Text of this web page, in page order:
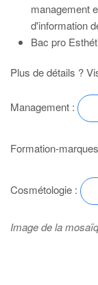
management
d'information
Bac pro
Plus de détails ?
Management :
Formation-
Cosmétologie :
Image de la